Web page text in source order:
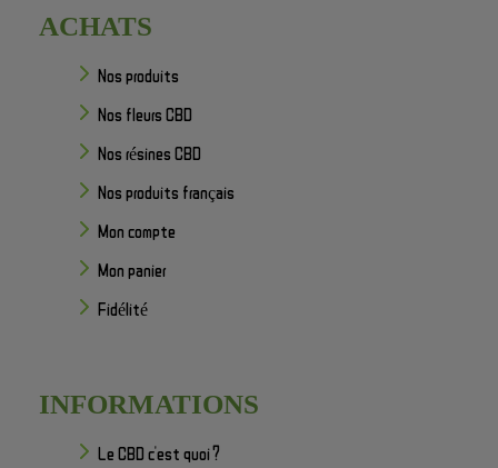
ACHATS
Nos produits
Nos fleurs CBD
Nos résines CBD
Nos produits français
Mon compte
Mon panier
Fidélité
INFORMATIONS
Le CBD c'est quoi ?